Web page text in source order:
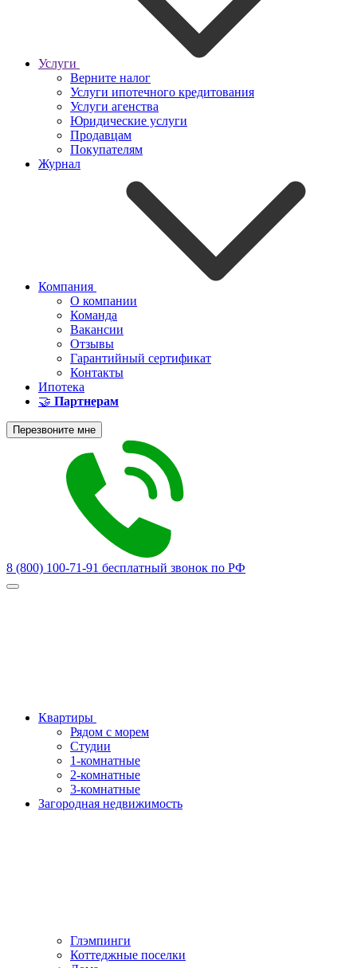
Услуги
Верните налог
Услуги ипотечного кредитования
Услуги агенства
Юридические услуги
Продавцам
Покупателям
Журнал
Компания
О компании
Команда
Вакансии
Отзывы
Гарантийный сертификат
Контакты
Ипотека
🤝 Партнерам
Перезвоните мне
8 (800) 100-71-91 бесплатный звонок по РФ
Квартиры
Рядом с морем
Студии
1-комнатные
2-комнатные
3-комнатные
Загородная недвижимость
Глэмпинги
Коттеджные поселки